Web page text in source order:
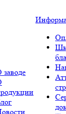
заводе